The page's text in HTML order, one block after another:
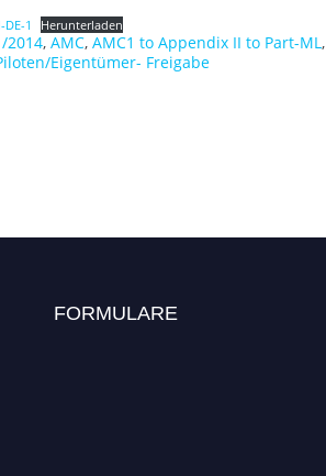
1
Herunterladen
2014, AMC, AMC1 to Appendix II to Part-ML,
Eigentümer- Freigabe
FORMULARE